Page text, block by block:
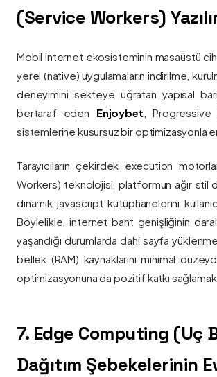
(Service Workers)
Mobil internet ekosisteminin masaüstü
yerel (native) uygulamaların indirilme,
deneyimini sekteye uğratan yapısal
bertaraf eden Enjoybet ,
sistemlerine kusursuz bir optimizasyonla
Tarayıcıların çekirdek execution
Workers) teknolojisi, platformun ağır stil
dinamik javascript kütüphanelerini
Böylelikle, internet bant genişliğinin
yaşandığı durumlarda dahi sayfa
bellek (RAM) kaynaklarını minimal
optimizasyonuna da pozitif katkı
7. Edge Computing (Uç
Dağıtım Şebekelerinin